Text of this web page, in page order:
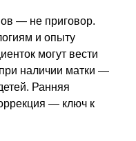
— не приговор.
и опыту
могут вести
наличии матки —
Ранняя
— ключ к